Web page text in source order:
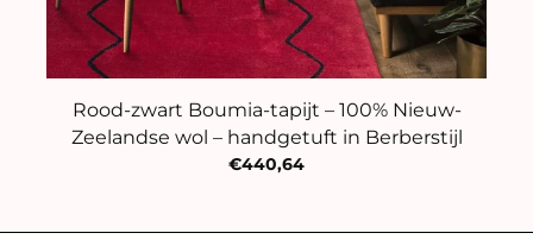
Rood-zwart Boumia-tapijt – 100% Nieuw-
Zeelandse wol – handgetuft in Berberstijl
€440,64